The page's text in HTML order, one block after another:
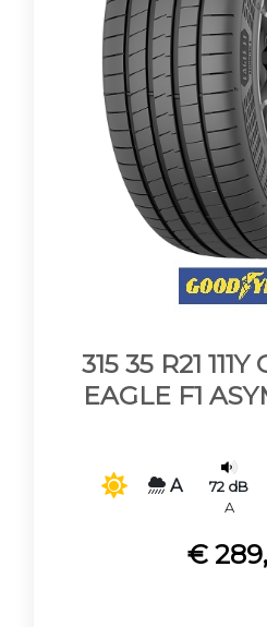
315 35 R21
EAGLE F1
A
72 dB
A
€